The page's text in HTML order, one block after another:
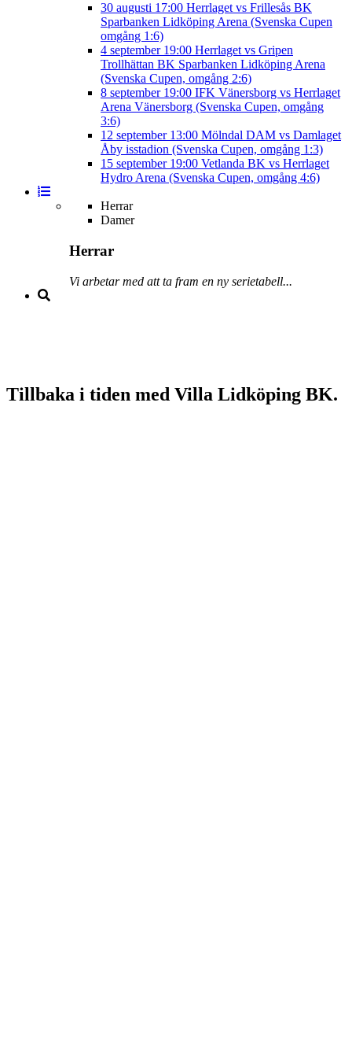
30 augusti 17:00 Herrlaget vs Frillesås BK
Sparbanken Lidköping Arena (Svenska Cupen
omgång 1:6)
4 september 19:00 Herrlaget vs Gripen
Trollhättan BK Sparbanken Lidköping Arena
(Svenska Cupen, omgång 2:6)
8 september 19:00 IFK Vänersborg vs Herrlaget
Arena Vänersborg (Svenska Cupen, omgång
3:6)
12 september 13:00 Mölndal DAM vs Damlaget
Åby isstadion (Svenska Cupen, omgång 1:3)
15 september 19:00 Vetlanda BK vs Herrlaget
Hydro Arena (Svenska Cupen, omgång 4:6)
Herrar
Damer
Herrar
Vi arbetar med att ta fram en ny serietabell...
Tillbaka i tiden med Villa Lidköping BK.